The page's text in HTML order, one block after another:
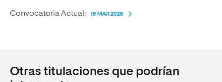
Convocatoria Actual: 16 MAR 2026
Otras titulaciones que podrían